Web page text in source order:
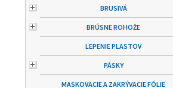
BRUSIVÁ
BRÚSNE ROHOŽE
LEPENIE PLASTOV
PÁSKY
MASKOVACIE A ZAKRÝVACIE FÓLIE